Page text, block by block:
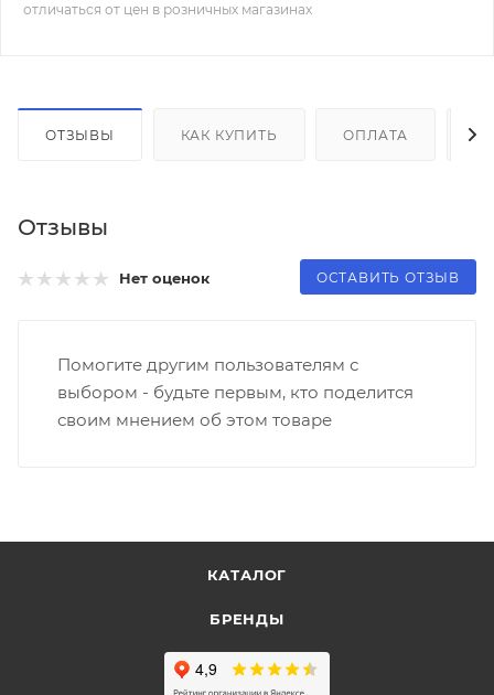
отличаться от цен в розничных магазинах
ОТЗЫВЫ КАК КУПИТЬ ОПЛАТА
Отзывы
Нет оценок ОСТАВИТЬ ОТЗЫВ
Помогите другим пользователям с
выбором - будьте первым, кто поделится
своим мнением об этом товаре
КАТАЛОГ
БРЕНДЫ